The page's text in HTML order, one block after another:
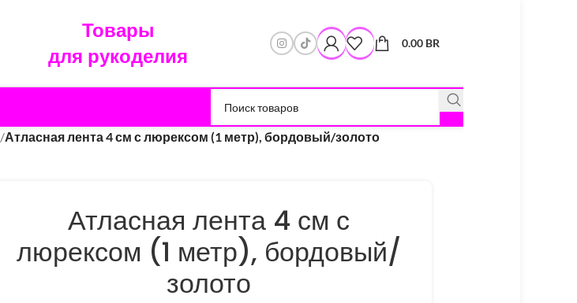
Товары
для рукоделия
0.00 BR
/Атласная лента 4 см с люрексом (1 метр), бордовый/золото
Атласная лента 4 см с
люрексом (1 метр), бордовый/
золото